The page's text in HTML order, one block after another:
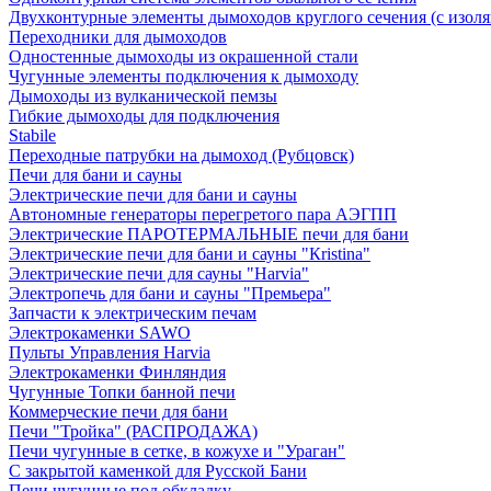
Двухконтурные элементы дымоходов круглого сечения (с
Переходники для дымоходов
Одностенные дымоходы из окрашенной стали
Чугунные элементы подключения к дымоходу
Дымоходы из вулканической пемзы
Гибкие дымоходы для подключения
Stabile
Переходные патрубки на дымоход (Рубцовск)
Печи для бани и сауны
Электрические печи для бани и сауны
Автономные генераторы перегретого пара АЭГПП
Электрические ПАРОТЕРМАЛЬНЫЕ печи для бани
Электрические печи для бани и сауны "Кristina"
Электрические печи для сауны "Harvia"
Электропечь для бани и сауны "Премьера"
Запчасти к электрическим печам
Электрокаменки SAWO
Пульты Управления Harvia
Электрокаменки Финляндия
Чугунные Топки банной печи
Коммерческие печи для бани
Печи "Тройка" (РАСПРОДАЖА)
Печи чугунные в сетке, в кожухе и "Ураган"
С закрытой каменкой для Русской Бани